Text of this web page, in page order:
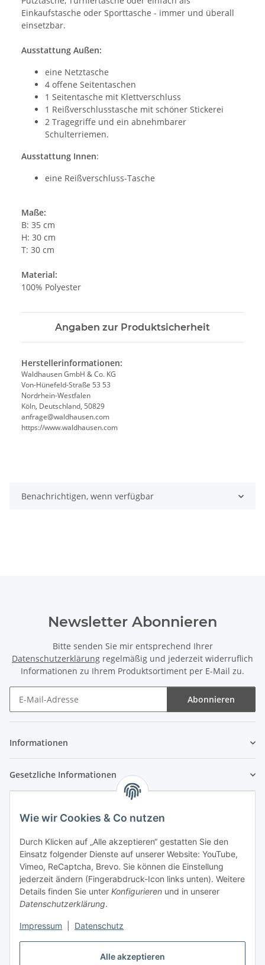
Alle akzeptieren
Wie wir Cookies & Co nutzen
Durch Klicken auf „Alle akzeptieren“ gestatten Sie den
Einsatz folgender Dienste auf unserer Website: YouTube,
Vimeo, ReCaptcha, Brevo. Sie können die Einstellung
jederzeit ändern (Fingerabdruck-Icon links unten). Weitere
Details finden Sie unter Konfigurieren und in unserer
Datenschutzerklärung.
Impressum Datenschutz
Einkaufstasche oder Sporttasche - immer und überall
einsetzbar.
Ausstattung Außen:
eine Netztasche
4 offene Seitentaschen
1 Seitentasche mit Klettverschluss
1 Reißverschlusstasche mit schöner Stickerei
2 Tragegriffe und ein abnehmbarer
Schulterriemen.
Ausstattung Innen:
eine Reißverschluss-Tasche
Maße:
B: 35 cm
H: 30 cm
T: 30 cm
Material:
100% Polyester
Angaben zur Produktsicherheit
Herstellerinformationen:
Waldhausen GmbH & Co. KG
Von-Hünefeld-Straße 53 53
Nordrhein-Westfalen
Köln, Deutschland, 50829
anfrage@waldhausen.com
https://www.waldhausen.com
Benachrichtigen, wenn verfügbar
Newsletter Abonnieren
Bitte senden Sie mir entsprechend Ihrer
Datenschutzerklärung regelmäßig und jederzeit widerruflich
Informationen zu Ihrem Produktsortiment per E-Mail zu.
Abonnieren
Informationen
Gesetzliche Informationen
Vertrag widerrufen